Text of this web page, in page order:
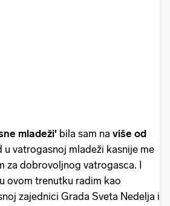
mladeži' bila sam na više od
u vatrogasnoj mladeži kasnije me
za dobrovoljnog vatrogasca. I
ovom trenutku radim kao
zajednici Grada Sveta Nedelja i